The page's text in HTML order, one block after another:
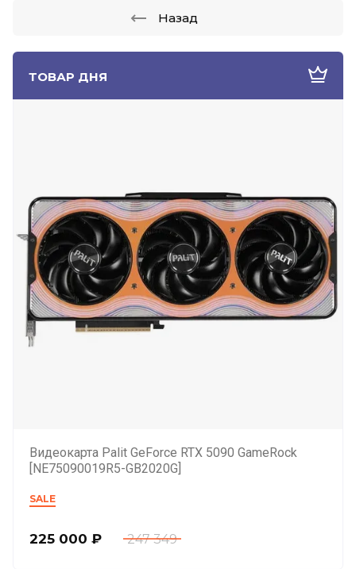
ТОВАР ДНЯ
Видеокарта Palit GeForce RTX 5090 GameRock
[NE75090019R5-GB2020G]
SALE
247 349
225 000 ₽
Назад